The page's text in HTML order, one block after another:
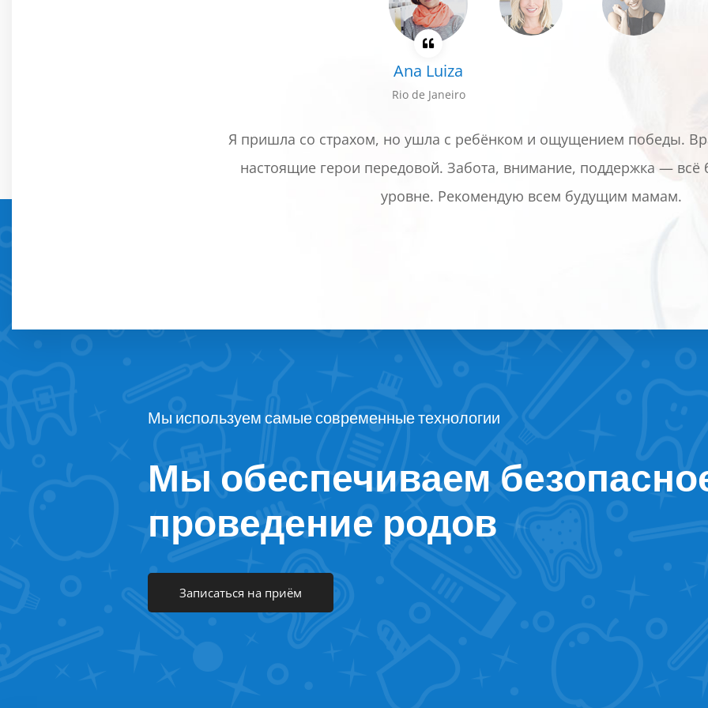
Ana Luiza
Rio de Janeiro
Я пришла со страхом, но ушла с ребёнком и ощущением победы.
настоящие герои передовой. Забота, внимание, поддержка —
уровне. Рекомендую всем будущим мамам.
Мы используем самые современные технологии
Мы обеспечиваем
проведение родов
Записаться на приём